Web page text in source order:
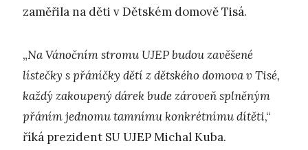
zaměřila na děti v Dětském domově Tisá.
„Na Vánočním stromu UJEP budou zavěšené
lístečky s přáníčky dětí z dětského domova v Tisé,
každý zakoupený dárek bude zároveň splněným
přáním jednomu tamnímu konkrétnímu dítěti,“
říká prezident SU UJEP Michal Kuba.